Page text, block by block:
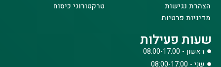
הצהרת נגישות
מדיניות פרטיות
טרקטורוני כיסוח
שעות פעילות
ראשון - 08:00-17:00
שני - 08:00-17:00